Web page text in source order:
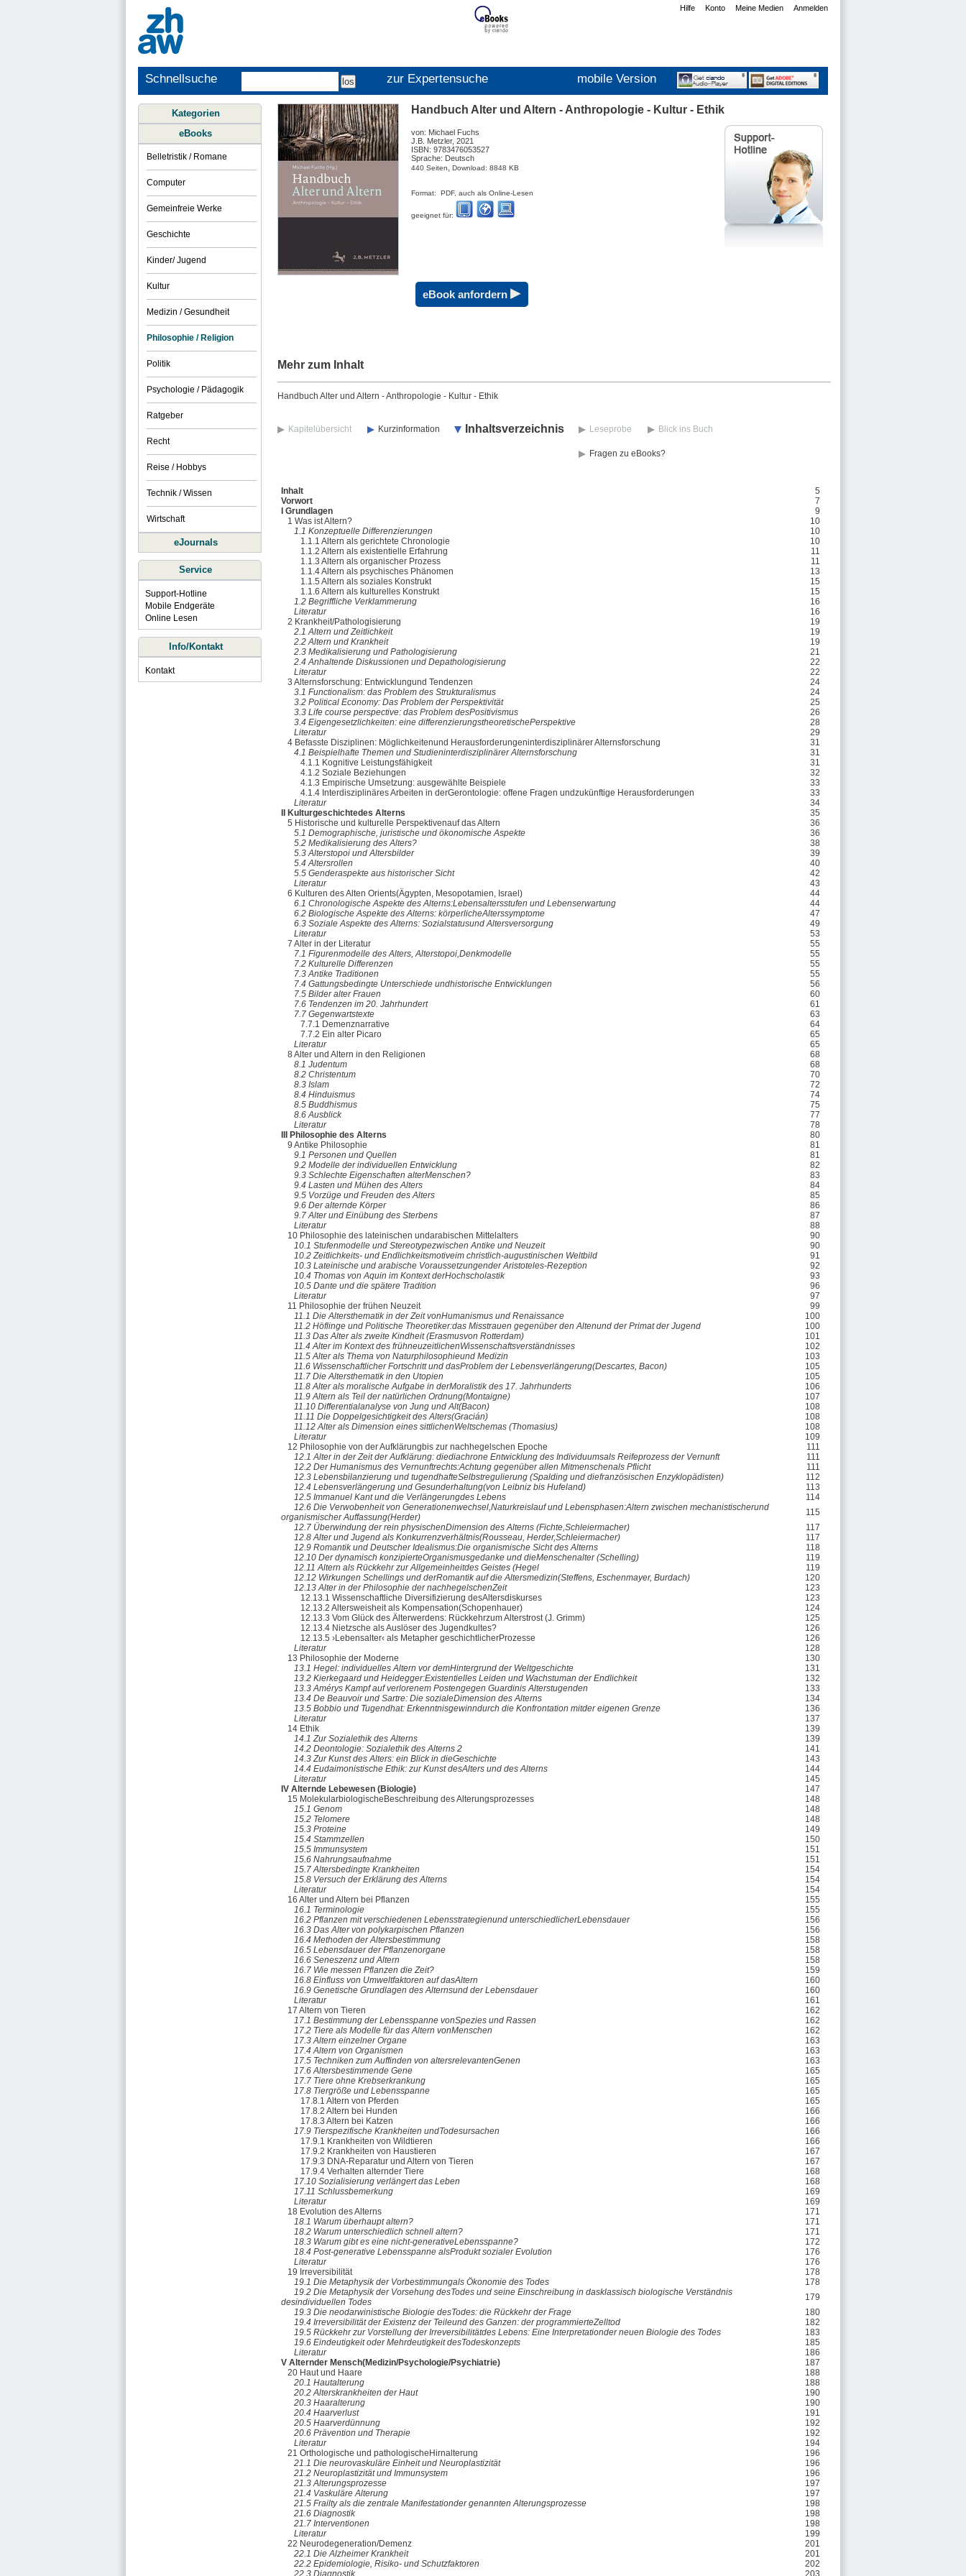
Anmelden
Meine Medien
Konto
Hilfe
Schnellsuche zur Expertensuche mobile Version
Handbuch Alter und Altern - Anthropologie - Kultur - Ethik
von: Michael Fuchs
J.B. Metzler, 2021
ISBN: 9783476053527
Sprache: Deutsch
440 Seiten, Download: 8848 KB
Format: PDF, auch als Online-Lesen
geeignet für:
eBook anfordern ▸
Mehr zum Inhalt
Handbuch Alter und Altern - Anthropologie - Kultur - Ethik
Kapitelübersicht Kurzinformation Inhaltsverzeichnis Leseprobe Blick ins Buch
Fragen zu eBooks?
Inhalt
5
Vorwort
7
I Grundlagen
9
1 Was ist Altern?
10
1.1 Konzeptuelle Differenzierungen
10
1.1.1 Altern als gerichtete Chronologie
10
1.1.2 Altern als existentielle Erfahrung
11
1.1.3 Altern als organischer Prozess
11
1.1.4 Altern als psychisches Phänomen
13
1.1.5 Altern als soziales Konstrukt
15
1.1.6 Altern als kulturelles Konstrukt
15
1.2 Begriffliche Verklammerung
16
Literatur
16
2 Krankheit/Pathologisierung
19
2.1 Altern und Zeitlichkeit
19
2.2 Altern und Krankheit
19
2.3 Medikalisierung und Pathologisierung
21
2.4 Anhaltende Diskussionen und Depathologisierung
22
Literatur
22
3 Alternsforschung: Entwicklungund Tendenzen
24
3.1 Functionalism: das Problem des Strukturalismus
24
3.2 Political Economy: Das Problem der Perspektivität
25
3.3 Life course perspective: das Problem desPositivismus
26
3.4 Eigengesetzlichkeiten: eine differenzierungstheoretischePerspektive
28
Literatur
29
4 Befasste Disziplinen: Möglichkeitenund Herausforderungeninterdisziplinärer Alternsforschung
31
4.1 Beispielhafte Themen und Studieninterdisziplinärer Alternsforschung
31
4.1.1 Kognitive Leistungsfähigkeit
31
4.1.2 Soziale Beziehungen
32
4.1.3 Empirische Umsetzung: ausgewählte Beispiele
33
4.1.4 Interdisziplinäres Arbeiten in derGerontologie: offene Fragen undzukünftige Herausforderungen
33
Literatur
34
II Kulturgeschichtedes Alterns
35
5 Historische und kulturelle Perspektivenauf das Altern
36
5.1 Demographische, juristische und ­ökonomische Aspekte
36
5.2 Medikalisierung des Alters?
38
5.3 Alterstopoi und Altersbilder
39
5.4 Altersrollen
40
5.5 Genderaspekte aus historischer Sicht
42
Literatur
43
6 Kulturen des Alten Orients(Ägypten, Mesopotamien, Israel)
44
6.1 Chronologische Aspekte des Alterns:Lebensaltersstufen und Lebenserwartung
44
6.2 Biologische Aspekte des Alterns: körperlicheAlterssymptome
47
6.3 Soziale Aspekte des Alterns: Sozialstatusund Altersversorgung
49
Literatur
53
7 Alter in der Literatur
55
7.1 Figurenmodelle des Alters, Alterstopoi,Denkmodelle
55
7.2 Kulturelle Differenzen
55
7.3 Antike Traditionen
55
7.4 Gattungsbedingte Unterschiede undhistorische Entwicklungen
56
7.5 Bilder alter Frauen
60
7.6 Tendenzen im 20. Jahrhundert
61
7.7 Gegenwartstexte
63
7.7.1 Demenznarrative
64
7.7.2 Ein alter Picaro
65
Literatur
65
8 Alter und Altern in den Religionen
68
8.1 Judentum
68
8.2 Christentum
70
8.3 Islam
72
8.4 Hinduismus
74
8.5 Buddhismus
75
8.6 Ausblick
77
Literatur
78
III Philosophie des Alterns
80
9 Antike Philosophie
81
9.1 Personen und Quellen
81
9.2 Modelle der individuellen Entwicklung
82
9.3 Schlechte Eigenschaften alterMenschen?
83
9.4 Lasten und Mühen des Alters
84
9.5 Vorzüge und Freuden des Alters
85
9.6 Der alternde Körper
86
9.7 Alter und Einübung des Sterbens
87
Literatur
88
10 Philosophie des lateinischen undarabischen Mittelalters
90
10.1 Stufenmodelle und Stereotypezwischen Antike und Neuzeit
90
10.2 Zeitlichkeits- und Endlichkeitsmotiveim christlich-augustinischen Weltbild
91
10.3 Lateinische und arabische Voraussetzungender Aristoteles-Rezeption
92
10.4 Thomas von Aquin im Kontext derHochscholastik
93
10.5 Dante und die spätere Tradition
96
Literatur
97
11 Philosophie der frühen Neuzeit
99
11.1 Die Altersthematik in der Zeit vonHumanismus und Renaissance
100
11.2 Höflinge und Politische Theoretiker:das Misstrauen gegenüber den Altenund der Primat der Jugend
100
11.3 Das Alter als zweite Kindheit (Erasmusvon Rotterdam)
101
11.4 Alter im Kontext des frühneuzeitlichenWissenschaftsverständnisses
102
11.5 Alter als Thema von Naturphilosophieund Medizin
103
11.6 Wissenschaftlicher Fortschritt und dasProblem der Lebensverlängerung(Descartes, Bacon)
105
11.7 Die Altersthematik in den Utopien
105
11.8 Alter als moralische Aufgabe in derMoralistik des 17. Jahrhunderts
106
11.9 Altern als Teil der natürlichen Ordnung(Montaigne)
107
11.10 Differentialanalyse von Jung und Alt(Bacon)
108
11.11 Die Doppelgesichtigkeit des Alters(Gracián)
108
11.12 Alter als Dimension eines sittlichenWeltschemas (Thomasius)
108
Literatur
109
12 Philosophie von der Aufklärungbis zur nachhegelschen Epoche
111
12.1 Alter in der Zeit der Aufklärung: diediachrone Entwicklung des Individuumsals Reifeprozess der Vernunft
111
12.2 Der Humanismus des Vernunftrechts:Achtung gegenüber allen Mitmenschenals Pflicht
111
12.3 Lebensbilanzierung und tugendhafteSelbstregulierung (Spalding und diefranzösischen Enzyklopädisten)
112
12.4 Lebensverlängerung und Gesunderhaltung(von Leibniz bis Hufeland)
113
12.5 Immanuel Kant und die Verlängerungdes Lebens
114
12.6 Die Verwobenheit von Generationenwechsel,Naturkreislauf und Lebensphasen:Altern zwischen mechanistischerund
organismischer Auffassung(Herder)
115
12.7 Überwindung der rein physischenDimension des Alterns (Fichte,Schleiermacher)
117
12.8 Alter und Jugend als Konkurrenzverhältnis(Rousseau, Herder,Schleiermacher)
117
12.9 Romantik und Deutscher Idealismus:Die organismische Sicht des Alterns
118
12.10 Der dynamisch konzipierteOrganismusgedanke und dieMenschenalter (Schelling)
119
12.11 Altern als Rückkehr zur Allgemeinheitdes Geistes (Hegel
119
12.12 Wirkungen Schellings und derRomantik auf die Altersmedizin(Steffens, Eschenmayer, Burdach)
120
12.13 Alter in der Philosophie der nachhegelschenZeit
123
12.13.1 Wissenschaftliche Diversifizierung desAltersdiskurses
123
12.13.2 Altersweisheit als Kompensation(Schopenhauer)
124
12.13.3 Vom Glück des Älterwerdens: Rückkehrzum Alterstrost (J. Grimm)
125
12.13.4 Nietzsche als Auslöser des Jugendkultes?
126
12.13.5 ›Lebensalter‹ als Metapher geschichtlicherProzesse
126
Literatur
128
13 Philosophie der Moderne
130
13.1 Hegel: individuelles Altern vor demHintergrund der Weltgeschichte
131
13.2 Kierkegaard und Heidegger:Existentielles Leiden und Wachstuman der Endlichkeit
132
13.3 Amérys Kampf auf verlorenem Postengegen Guardinis Alterstugenden
133
13.4 De Beauvoir und Sartre: Die sozialeDimension des Alterns
134
13.5 Bobbio und Tugendhat: Erkenntnisgewinndurch die Konfrontation mitder eigenen Grenze
136
Literatur
137
14 Ethik
139
14.1 Zur Sozialethik des Alterns
139
14.2 Deontologie: Sozialethik des Alterns 2
141
14.3 Zur Kunst des Alters: ein Blick in dieGeschichte
143
14.4 Eudaimonistische Ethik: zur Kunst desAlters und des Alterns
144
Literatur
145
IV Alternde Lebewesen (Biologie)
147
15 MolekularbiologischeBeschreibung des Alterungsprozesses
148
15.1 Genom
148
15.2 Telomere
148
15.3 Proteine
149
15.4 Stammzellen
150
15.5 Immunsystem
151
15.6 Nahrungsaufnahme
151
15.7 Altersbedingte Krankheiten
154
15.8 Versuch der Erklärung des Alterns
154
Literatur
154
16 Alter und Altern bei Pflanzen
155
16.1 Terminologie
155
16.2 Pflanzen mit verschiedenen Lebensstrategienund unterschiedlicherLebensdauer
156
16.3 Das Alter von polykarpischen Pflanzen
156
16.4 Methoden der Altersbestimmung
158
16.5 Lebensdauer der Pflanzenorgane
158
16.6 Seneszenz und Altern
158
16.7 Wie messen Pflanzen die Zeit?
159
16.8 Einfluss von Umweltfaktoren auf dasAltern
160
16.9 Genetische Grundlagen des Alternsund der Lebensdauer
160
Literatur
161
17 Altern von Tieren
162
17.1 Bestimmung der Lebensspanne vonSpezies und Rassen
162
17.2 Tiere als Modelle für das Altern vonMenschen
162
17.3 Altern einzelner Organe
163
17.4 Altern von Organismen
163
17.5 Techniken zum Auffinden von altersrelevantenGenen
163
17.6 Altersbestimmende Gene
165
17.7 Tiere ohne Krebserkrankung
165
17.8 Tiergröße und Lebensspanne
165
17.8.1 Altern von Pferden
165
17.8.2 Altern bei Hunden
166
17.8.3 Altern bei Katzen
166
17.9 Tierspezifische Krankheiten undTodesursachen
166
17.9.1 Krankheiten von Wildtieren
166
17.9.2 Krankheiten von Haustieren
167
17.9.3 DNA-Reparatur und Altern von Tieren
167
17.9.4 Verhalten alternder Tiere
168
17.10 Sozialisierung verlängert das Leben
168
17.11 Schlussbemerkung
169
Literatur
169
18 Evolution des Alterns
171
18.1 Warum überhaupt altern?
171
18.2 Warum unterschiedlich schnell altern?
171
18.3 Warum gibt es eine nicht-generativeLebensspanne?
172
18.4 Post-generative Lebensspanne alsProdukt sozialer Evolution
176
Literatur
176
19 Irreversibilität
178
19.1 Die Metaphysik der Vorbestimmungals Ökonomie des Todes
178
19.2 Die Metaphysik der Vorsehung desTodes und seine Einschreibung in dasklassisch biologische Verständnis
desindividuellen Todes
179
19.3 Die neodarwinistische Biologie desTodes: die Rückkehr der Frage
180
19.4 Irreversibilität der Existenz der Teileund des Ganzen: der programmierteZelltod
182
19.5 Rückkehr zur Vorstellung der Irreversibilitätdes Lebens: Eine Interpretationder neuen Biologie des Todes
183
19.6 Eindeutigkeit oder Mehrdeutigkeit desTodeskonzepts
185
Literatur
186
V Alternder Mensch(Medizin/Psychologie/Psychiatrie)
187
20 Haut und Haare
188
20.1 Hautalterung
188
20.2 Alterskrankheiten der Haut
190
20.3 Haaralterung
190
20.4 Haarverlust
191
20.5 Haarverdünnung
192
20.6 Prävention und Therapie
192
Literatur
194
21 Orthologische und pathologischeHirnalterung
196
21.1 Die neurovaskuläre Einheit und Neuroplastizität
196
21.2 Neuroplastizität und Immunsystem
196
21.3 Alterungsprozesse
197
21.4 Vaskuläre Alterung
197
21.5 Frailty als die zentrale Manifestationder genannten Alterungsprozesse
198
21.6 Diagnostik
198
21.7 Interventionen
198
Literatur
199
22 Neurodegeneration/Demenz
201
22.1 Die Alzheimer Krankheit
201
22.2 Epidemiologie, Risiko- und Schutzfaktoren
202
22.3 Diagnostik
203
Kategorien
eBooks
Belletristik / Romane
Computer
Gemeinfreie Werke
Geschichte
Kinder/ Jugend
Kultur
Medizin / Gesundheit
Philosophie / Religion
Politik
Psychologie / Pädagogik
Ratgeber
Recht
Reise / Hobbys
Technik / Wissen
Wirtschaft
eJournals
Service
Support-Hotline
Mobile Endgeräte
Online Lesen
Info/Kontakt
Kontakt